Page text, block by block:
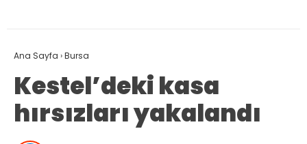
Ana Sayfa ›Bursa
Kestel’deki kasa
hırsızları yakalandı